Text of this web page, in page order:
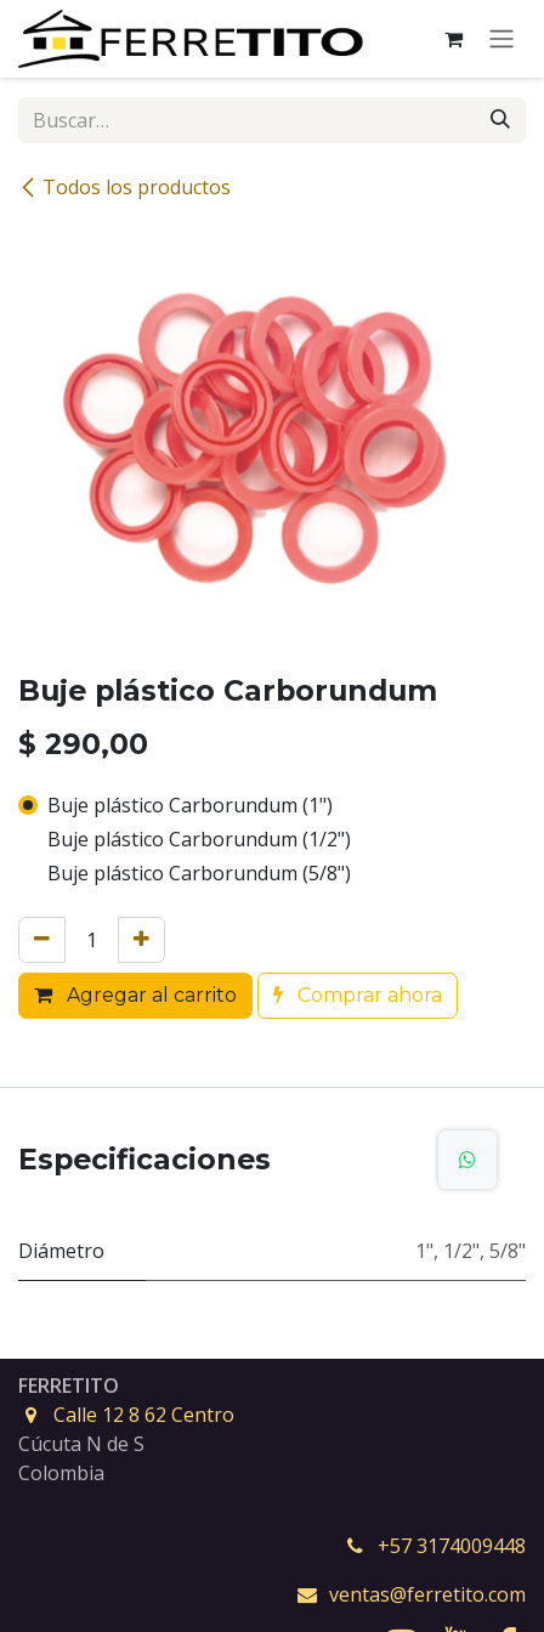
Ir al contenido
Todos los productos
Buje plástico Carborundum
$ 290,00
Buje plástico Carborundum (1")
Buje plástico Carborundum (1/2")
Buje plástico Carborundum (5/8")
Agregar al carrito Comprar ahora
Especificaciones
Diámetro 1", 1/2", 5/8"
FERRETITO
Calle 12 8 62 Centro
Cúcuta N de S
Colombia
+57 3174009448
ventas@ferretito.com